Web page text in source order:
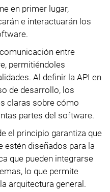
en primer lugar,
e interactuarán los
entre
permitiéndoles
Al definir la API en
de desarrollo, los
claras sobre cómo
partes del software.
el principio garantiza que
diseñados para la
que pueden integrarse
lo que permite
arquitectura general.